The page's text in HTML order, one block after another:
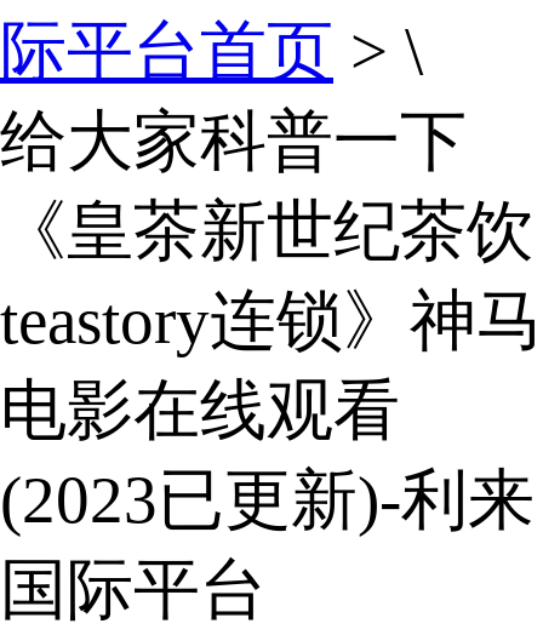
际平台首页 > \
给大家科普一下
《皇茶新世纪茶饮
teastory连锁》神马
电影在线观看
(2023已更新)-利来
国际平台